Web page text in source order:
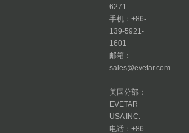
6271
手机：+86-
139-5921-
1601
邮箱：
sales@evetar.com
美国分部：
EVETAR
USA INC.
电话：+86-